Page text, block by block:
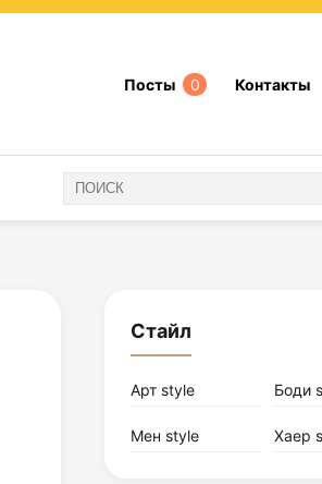
Посты 0 Контакты
Стайл
Арт style Боди
Мен style Хаер